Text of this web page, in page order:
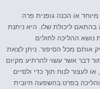
או הכנה גופנית פרה
בהתאם ליכולת שלו. היא ניתנת
נושא ההליכה לחולים
אותם מכל הסיפור. ניתן לצאת
דבר אשר עשוי להרתיע מקיום
לעצור לנוח תוך כדי ולסיים
והליכה בפרט בהשפעה חיובית